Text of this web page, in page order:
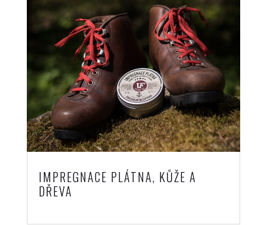
IMPREGNACE PLÁTNA, KŮŽE A
DŘEVA